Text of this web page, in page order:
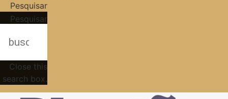
Pesquisar
Pesquisar
Close this
search box.